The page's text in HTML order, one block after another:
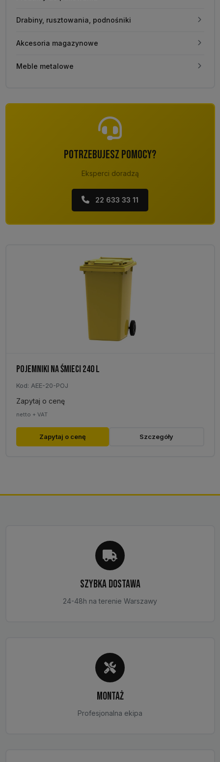
Drabiny, rusztowania, podnośniki
Akcesoria magazynowe
Meble metalowe
POTRZEBUJESZ POMOCY?
Eksperci doradzą
22 633 33 11
POJEMNIKI NA ŚMIECI 240 L
Kod: AEE-20-POJ
Zapytaj o cenę
netto + VAT
Zapytaj o cenę
Ten
produkt
można
Szczegóły
SZYBKA DOSTAWA
24-48h na terenie Warszawy
MONTAŻ
Profesjonalna ekipa